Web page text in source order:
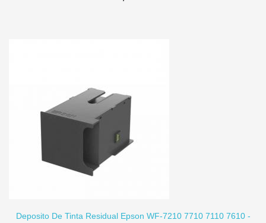
Deposito De Tinta Residual Epson WF-7210 7710 7110 7610 -